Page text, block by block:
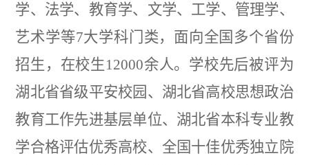
学、法学、教育学、文学、工学、管理学、
艺术学等7大学科门类，面向全国多个省份
招生，在校生12000余人。学校先后被评为
湖北省省级平安校园、湖北省高校思想政治
教育工作先进基层单位、湖北省本科专业教
学合格评估优秀高校、全国十佳优秀独立院